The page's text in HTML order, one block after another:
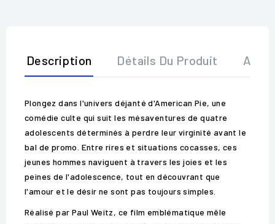
Description Détails Du Produit Avis
Plongez dans l'univers déjanté d'American Pie, une
comédie culte qui suit les mésaventures de quatre
adolescents déterminés à perdre leur virginité avant le
bal de promo. Entre rires et situations cocasses, ces
jeunes hommes naviguent à travers les joies et les
peines de l'adolescence, tout en découvrant que
l'amour et le désir ne sont pas toujours simples.
Réalisé par Paul Weitz, ce film emblématique mêle